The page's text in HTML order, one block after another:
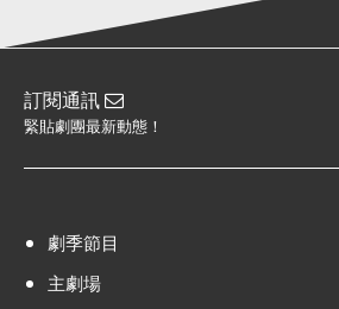
訂閱通訊
緊貼劇團最新動態！
劇季節目
主劇場